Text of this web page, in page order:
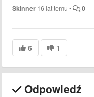
Skinner 16 lat temu • 0
6 1
Odpowiedź